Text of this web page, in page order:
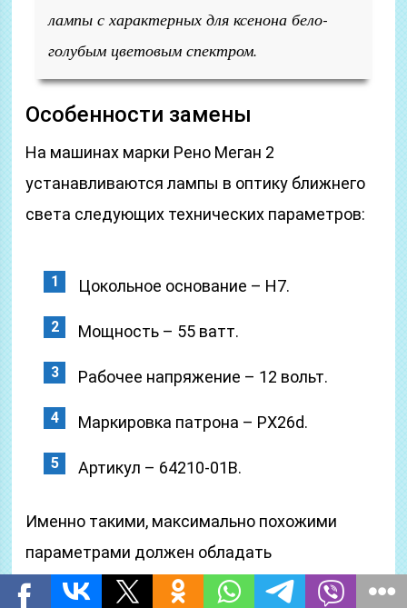
лампы с характерных для ксенона бело-
голубым цветовым спектром.
Особенности замены
На машинах марки Рено Меган 2
устанавливаются лампы в оптику ближнего
света следующих технических параметров:
Цокольное основание – Н7.
Мощность – 55 ватт.
Рабочее напряжение – 12 вольт.
Маркировка патрона – PX26d.
Артикул – 64210-01B.
Именно такими, максимально похожими
параметрами должен обладать
светоисточник, предназначенный на замену